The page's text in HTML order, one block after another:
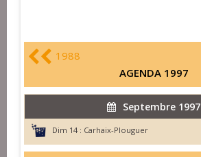
1988
AGENDA 1997
Septembre 1997
Dim 14 : Carhaix-Plouguer